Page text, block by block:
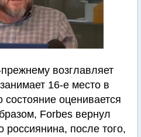
возглавляет
16-е место в
состояние оценивается
Forbes вернул
россиянина, после того,